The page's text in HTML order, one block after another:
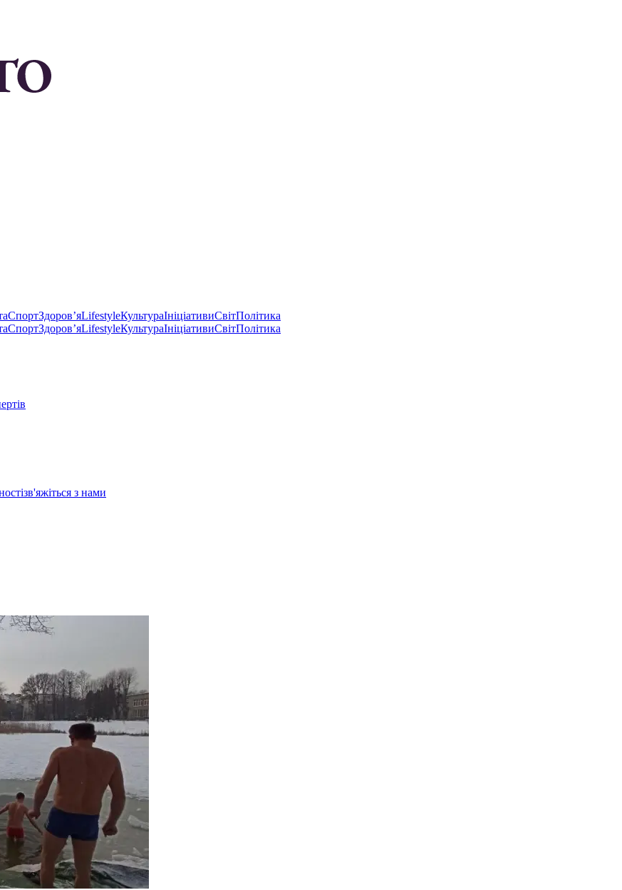
СпортЗдоровʼяLifestyleКультураІніціативиСвітПолітика
СпортЗдоровʼяLifestyleКультураІніціативиСвітПолітика
зв'яжіться з нами